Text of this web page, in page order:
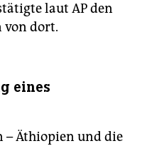
laut AP den
von dort.
eines
Äthiopien und die